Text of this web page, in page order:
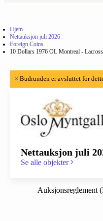
Hjem
Nettauksjon juli 2026
Foreign Coins
10 Dollars 1976 OL Montreal -
× Budrunden er avsluttet for
Nettauksjon juli
Se alle objekter
Auksjonsreglement